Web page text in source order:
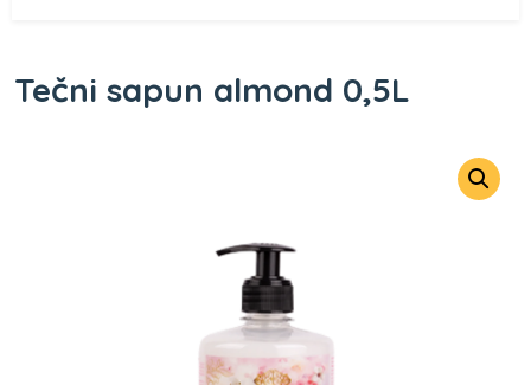
Tečni sapun almond 0,5L